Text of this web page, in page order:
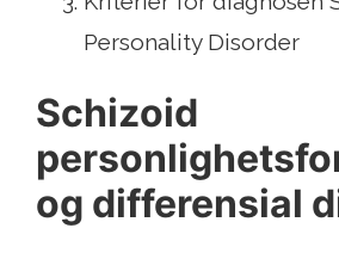
Personality Disorder
Schizoid
og differensial